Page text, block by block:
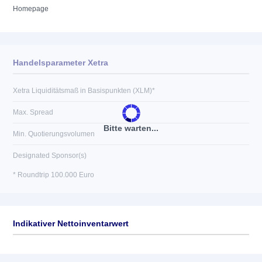
Homepage
Bitte warten...
Handelsparameter Xetra
Xetra Liquiditätsmaß in Basispunkten (XLM)*
Max. Spread
Min. Quotierungsvolumen
Designated Sponsor(s)
* Roundtrip 100.000 Euro
Indikativer Nettoinventarwert